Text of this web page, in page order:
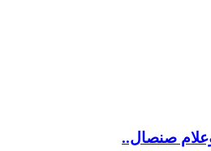
صنصال..